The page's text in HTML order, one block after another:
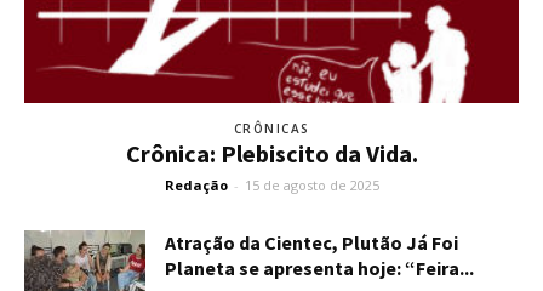
CRÔNICAS
Crônica: Plebiscito da Vida.
Redação - 15 de agosto de 2025
Atração da Cientec, Plutão Já Foi
Planeta se apresenta hoje: “Feira...